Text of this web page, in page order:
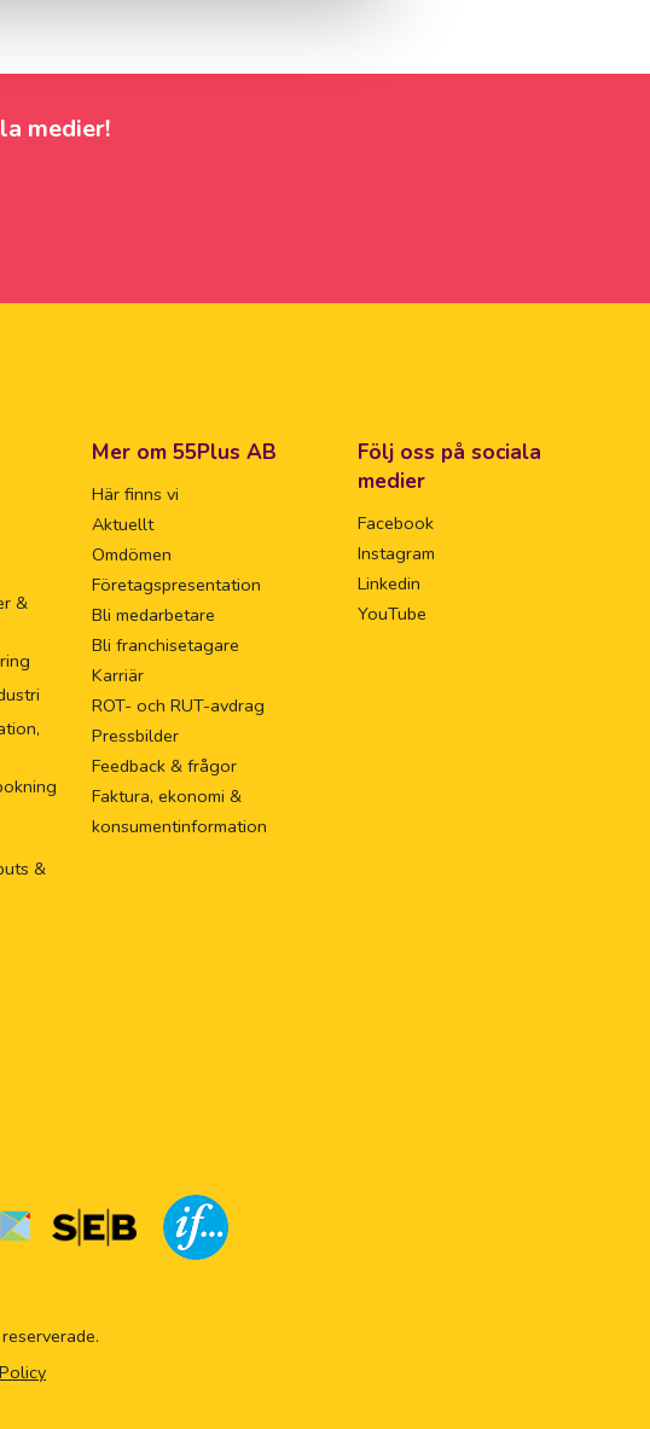
medier!
&
&
Mer om 55Plus AB
Här finns vi
Aktuellt
Omdömen
Företagspresentation
Bli medarbetare
Bli franchisetagare
Karriär
ROT- och RUT-avdrag
Pressbilder
Feedback & frågor
Faktura, ekonomi &
konsumentinformation
Följ oss på sociala
medier
Facebook
Instagram
Linkedin
YouTube